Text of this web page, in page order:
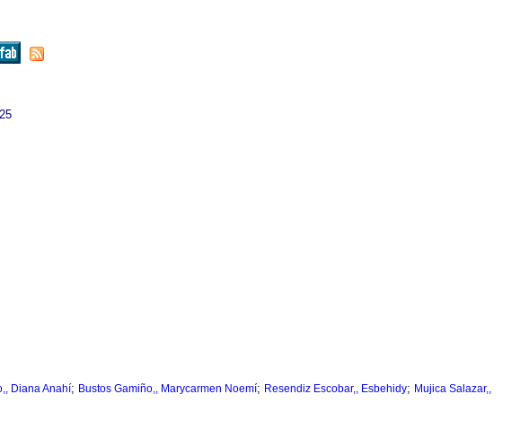
Diana Anahí; Bustos Gamiño,, Marycarmen Noemí; Resendiz Escobar,, Esbehidy; Mujica Salazar,,